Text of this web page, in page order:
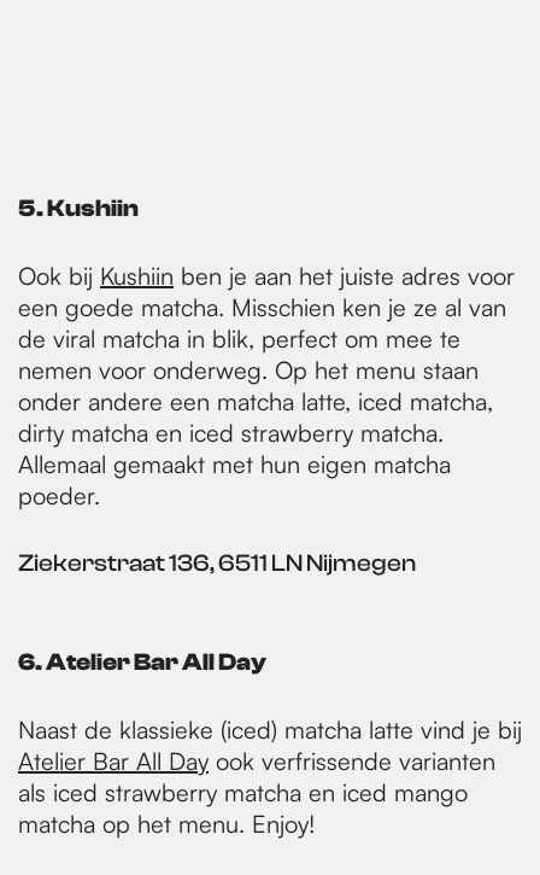
5.Kushiin
Ook bij Kushiin ben je aan het juiste adres voor
een goede matcha. Misschien ken je ze al van
de viral matcha in blik, perfect om mee te
nemen voor onderweg. Op het menu staan
onder andere een matcha latte, iced matcha,
dirty matcha en iced strawberry matcha.
Allemaal gemaakt met hun eigen matcha
poeder.
Ziekerstraat 136, 6511 LN Nijmegen
6. Atelier Bar All Day
Naast de klassieke (iced) matcha latte vind je bij
Atelier Bar All Day ook verfrissende varianten
als iced strawberry matcha en iced mango
matcha op het menu. Enjoy!